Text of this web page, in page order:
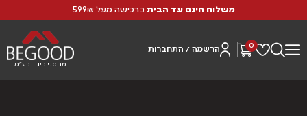
משלוח חינם עד הבית ברכישה מעל 599₪
0 הרשמה / התחברות
מחסני ביגוד בע"מ